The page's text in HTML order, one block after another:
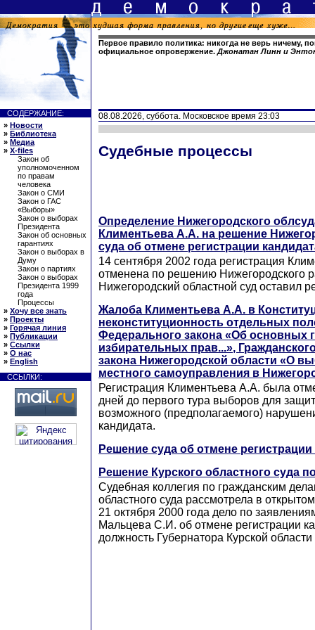
Первое правило политика: никогда не верь ничему,
официальное опровержение. Джонатан Линн и
СОДЕРЖАНИЕ:
» Новости
» Библиотека
» Медиа
» X-files
Закон об
уполномоченном
по правам
человека
Закон о СМИ
Закон о ГАС
«Выборы»
Закон о выборах
Президента
Закон об основных
гарантиях
Закон о выборах в
Думу
Закон о партиях
Закон о выборах
Президента 1999
года
Процессы
» Хочу все знать
» Проекты
» Горячая линия
» Публикации
» Ссылки
» О нас
» English
ССЫЛКИ:
08.08.2026, суббота. Московское время 23:03
Судебные процессы
Определение Нижегородского
Климентьева А.А. на решение
суда об отмене регистрации
14 сентября 2002 года регистрация
отменена по решению Нижегородского
Нижегородский областной суд оставил
Жалоба Климентьева А.А. в
неконституционность отдельных
Федерального закона «Об основных
избирательных прав...»,
закона Нижегородской области «О
местного самоуправления в
Регистрация Климентьева А.А. была
дней до первого тура выборов для
возможного (предполагаемого)
кандидата.
Решение суда об отмене
Решение Курского областного суда
Судебная коллегия по гражданским
областного суда рассмотрела в
21 октября 2000 года дело по
Мальцева С.И. об отмене регистрации
должность Губернатора Курской